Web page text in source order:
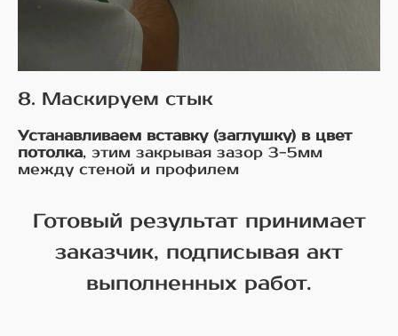
8. Маскируем стык
Устанавливаем вставку (заглушку) в цвет
потолка, этим закрывая зазор 3-5мм
между стеной и профилем
Готовый результат принимает
заказчик, подписывая акт
выполненных работ.